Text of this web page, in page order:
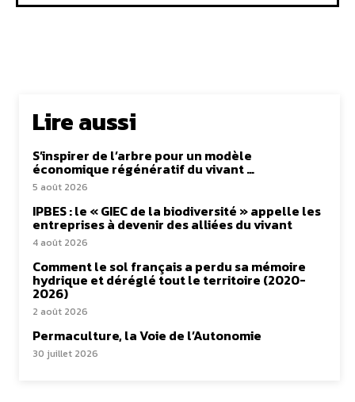
Lire aussi
S’inspirer de l’arbre pour un modèle
économique régénératif du vivant …
5 août 2026
IPBES : le « GIEC de la biodiversité » appelle les
entreprises à devenir des alliées du vivant
4 août 2026
Comment le sol français a perdu sa mémoire
hydrique et déréglé tout le territoire (2020-
2026)
2 août 2026
Permaculture, la Voie de l’Autonomie
30 juillet 2026